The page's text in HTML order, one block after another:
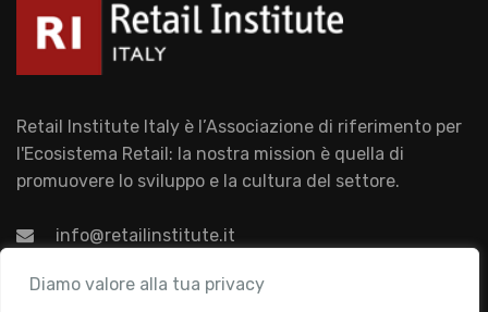
Diamo valore alla tua privacy
Retail Institute Italy è l’Associazione di riferimento per
l'Ecosistema Retail: la nostra mission è quella di
promuovere lo sviluppo e la cultura del settore.
info@retailinstitute.it
Associazione